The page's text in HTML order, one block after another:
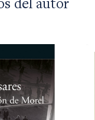
del autor